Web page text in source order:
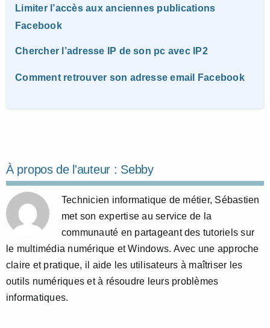
Limiter l’accès aux anciennes publications
Facebook
Chercher l’adresse IP de son pc avec IP2
Comment retrouver son adresse email Facebook
À propos de l'auteur : Sebby
Technicien informatique de métier, Sébastien
met son expertise au service de la
communauté en partageant des tutoriels sur
le multimédia numérique et Windows. Avec une approche
claire et pratique, il aide les utilisateurs à maîtriser les
outils numériques et à résoudre leurs problèmes
informatiques.